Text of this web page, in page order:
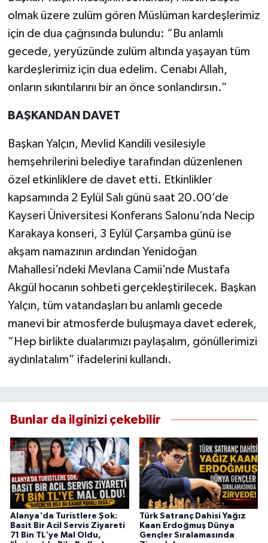
olmak üzere zulüm gören Müslüman kardeşlerimiz
için de dua çağrısında bulundu: “Bu anlamlı
gecede, yeryüzünde zulüm altında yaşayan tüm
kardeşlerimiz için dua edelim. Cenabı Allah,
onların sıkıntılarını bir an önce sonlandırsın.”
BAŞKANDAN DAVET
Başkan Yalçın, Mevlid Kandili vesilesiyle
hemşehrilerini belediye tarafından düzenlenen
özel etkinliklere de davet etti. Etkinlikler
kapsamında 2 Eylül Salı günü saat 20.00’de
Kayseri Üniversitesi Konferans Salonu’nda Necip
Karakaya konseri, 3 Eylül Çarşamba günü ise
akşam namazının ardından Yenidoğan
Mahallesi’ndeki Mevlana Camii’nde Mustafa
Akgül hocanın sohbeti gerçekleştirilecek. Başkan
Yalçın, tüm vatandaşları bu anlamlı gecede
manevi bir atmosferde buluşmaya davet ederek,
“Hep birlikte dualarımızı paylaşalım, gönüllerimizi
aydınlatalım” ifadelerini kullandı.
Bunlar da ilginizi çekebilir
Alanya'da Turistlere Şok:
Basit Bir Acil Servis Ziyareti
71 Bin TL'ye Mal Oldu,
Türk Satranç Dahisi Yağız
Kaan Erdoğmuş Dünya
Gençler Sıralamasında